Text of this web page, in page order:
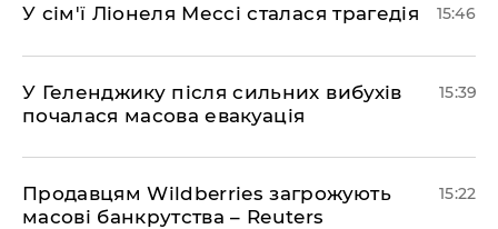
У сім'ї Ліонеля Мессі сталася трагедія 15:46
У Геленджику після сильних вибухів
почалася масова евакуація
15:39
Продавцям Wildberries загрожують
масові банкрутства – Reuters
15:22